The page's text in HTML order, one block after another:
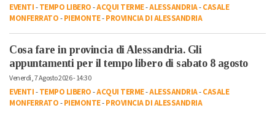
EVENTI-TEMPO LIBERO-ACQUI TERME-ALESSANDRIA-CASALE
MONFERRATO-PIEMONTE-PROVINCIA DI ALESSANDRIA
Cosa fare in provincia di Alessandria. Gli
appuntamenti per il tempo libero di sabato 8 agosto
Venerdì, 7 Agosto 2026 - 14:30
EVENTI-TEMPO LIBERO-ACQUI TERME-ALESSANDRIA-CASALE
MONFERRATO-PIEMONTE-PROVINCIA DI ALESSANDRIA